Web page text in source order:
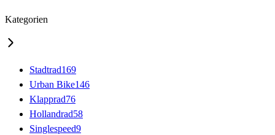
Kategorien
Stadtrad169
Urban Bike146
Klapprad76
Hollandrad58
Singlespeed9